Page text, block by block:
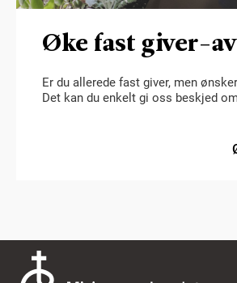
Øke fast giver-
Er du allerede fast giver, men
Det kan du enkelt gi oss beskjed